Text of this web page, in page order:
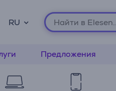
RU
Предложения